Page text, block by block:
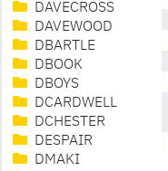
DAVECROSS
DAVEWOOD
DBARTLE
DBOOK
DBOYS
DCARDWELL
DCHESTER
DESPAIR
DMAKI